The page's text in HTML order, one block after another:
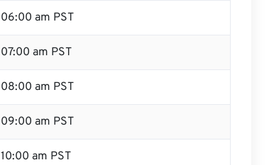
06:00 am PST
07:00 am PST
08:00 am PST
09:00 am PST
10:00 am PST